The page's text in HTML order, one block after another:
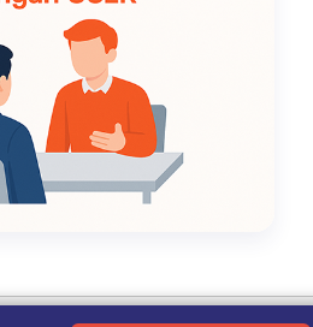
Kebijakan Privasi|Tentang Kami|